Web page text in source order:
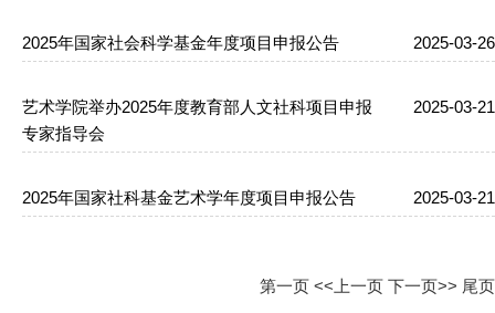
2025年国家社会科学基金年度项目申报公告 2025-03-26
艺术学院举办2025年度教育部人文社科项目申报
专家指导会
2025-03-21
2025年国家社科基金艺术学年度项目申报公告 2025-03-21
第一页 <<上一页 下一页>> 尾页